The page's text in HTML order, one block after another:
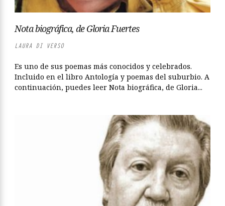
Nota biográfica, de Gloria Fuertes
LAURA DI VERSO
Es uno de sus poemas más conocidos y celebrados.
Incluido en el libro Antología y poemas del suburbio. A
continuación, puedes leer Nota biográfica, de Gloria...